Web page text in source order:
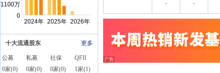
十大流通股东 更多
公募 私募 社保
QFII
0家(0) 0家(0) 0家(0) 1家(1)
-
-